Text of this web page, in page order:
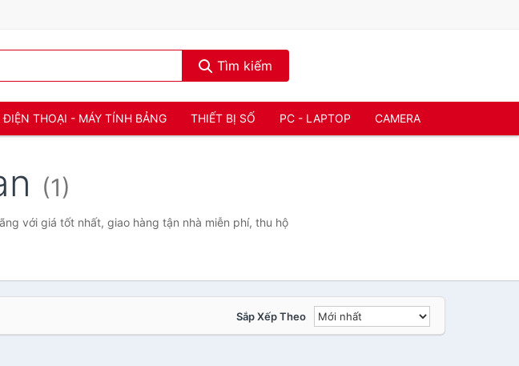
Tìm kiếm
ĐIỆN THOẠI - MÁY TÍNH BẢNG THIẾT BỊ SỐ PC - LAPTOP CAMERA
(1)
với giá tốt nhất, giao hàng tận nhà miễn phí, thu hộ
Sắp Xếp Theo